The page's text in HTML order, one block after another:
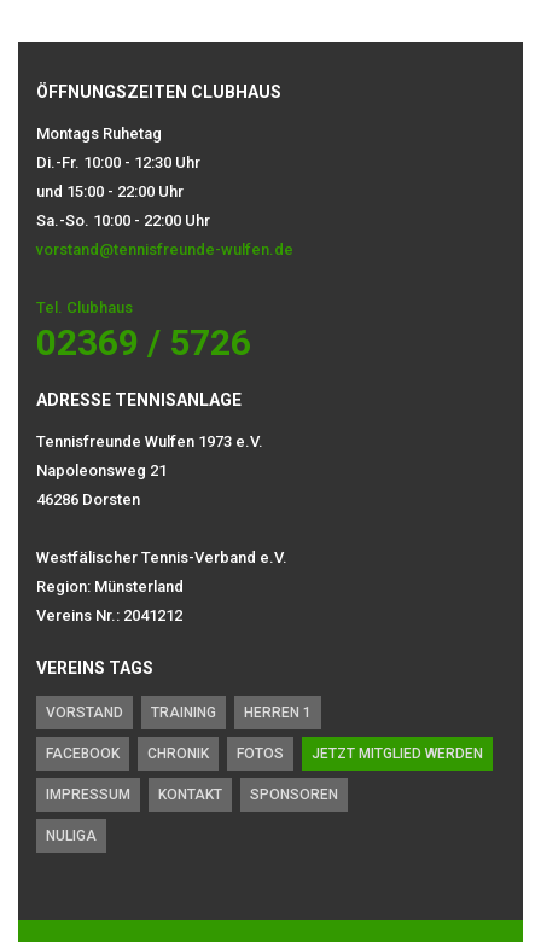
ÖFFNUNGSZEITEN CLUBHAUS
Montags Ruhetag
Di.-Fr. 10:00 - 12:30 Uhr
und 15:00 - 22:00 Uhr
Sa.-So. 10:00 - 22:00 Uhr
vorstand@tennisfreunde-wulfen.de
Tel. Clubhaus
02369 / 5726
ADRESSE TENNISANLAGE
Tennisfreunde Wulfen 1973 e.V.
Napoleonsweg 21
46286 Dorsten
Westfälischer Tennis-Verband e.V.
Region: Münsterland
Vereins Nr.: 2041212
VEREINS TAGS
VORSTAND TRAINING HERREN 1
FACEBOOK CHRONIK FOTOS JETZT MITGLIED WERDEN
IMPRESSUM KONTAKT SPONSOREN
NULIGA